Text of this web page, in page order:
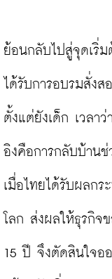
ย้อนกลับไปสู่จุดเริ่
ได้รับการอบรมสั่ง
ตั้งแต่ยังเด็ก เวลาว่
อิงคือการกลับบ้าน
เมื่อไทยได้รับผลกร
โลก ส่งผลให้ธุรกิจ
15 ปี จึงตัดสินใจออ